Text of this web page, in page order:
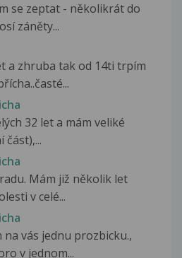
se zeptat - několikrát do
záněty...
a zhruba tak od 14ti trpím
32 let a mám veliké
část),...
Mám již několik let
v celé...
na vás jednu prozbicku.,
v jednom...